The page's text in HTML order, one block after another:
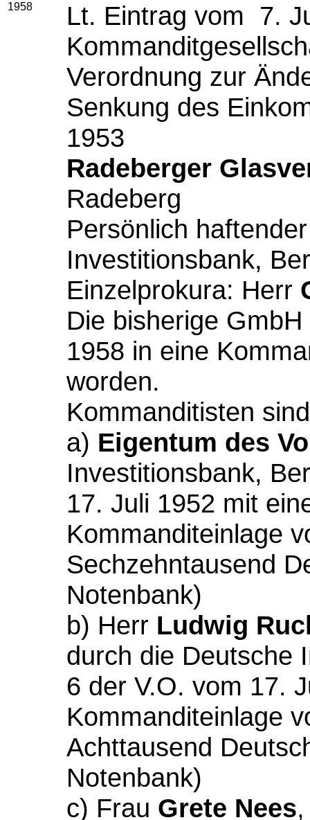
1958 Lt. Eintrag vom 7.
Verordnung zur
Senkung des
1953
Radeberger
Radeberg
Persönlich
Investitionsbank,
Einzelprokura: Herr
Die bisherige
1958 in eine
worden.
Kommanditisten sind
a) Eigentum des
Investitionsbank,
17. Juli 1952 mit
Kommanditeinlage
Sechzehntausend
Notenbank)
b) Herr Ludwig
durch die Deutsche
6 der V.O. vom 17.
Kommanditeinlage
Achttausend
Notenbank)
c) Frau Grete Nees